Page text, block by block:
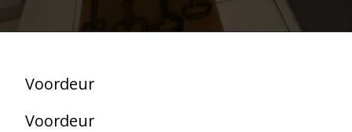
Voordeur
Voordeur